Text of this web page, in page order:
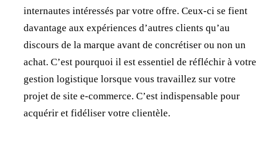
internautes intéressés par votre offre. Ceux-ci se fient
davantage aux expériences d’autres clients qu’au
discours de la marque avant de concrétiser ou non un
achat. C’est pourquoi il est essentiel de réfléchir à votre
gestion logistique lorsque vous travaillez sur votre
projet de site e-commerce. C’est indispensable pour
acquérir et fidéliser votre clientèle.